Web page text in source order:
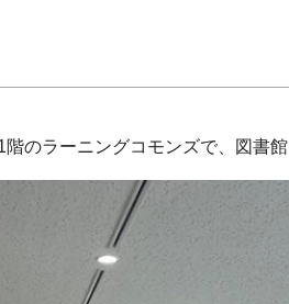
のラーニングコモンズで、図書